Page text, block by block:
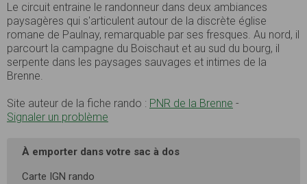
Le circuit entraine le randonneur dans deux ambiances
paysagères qui s'articulent autour de la discrète église
romane de Paulnay, remarquable par ses fresques. Au nord, il
parcourt la campagne du Boischaut et au sud du bourg, il
serpente dans les paysages sauvages et intimes de la
Brenne.
Site auteur de la fiche rando : PNR de la Brenne -
Signaler un problème
À emporter dans votre sac à dos
Carte IGN rando